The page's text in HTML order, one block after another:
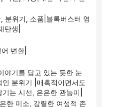
탄생|
변환|
분위기 |매혹적이면서도
는 시선, 은은한 관능미|